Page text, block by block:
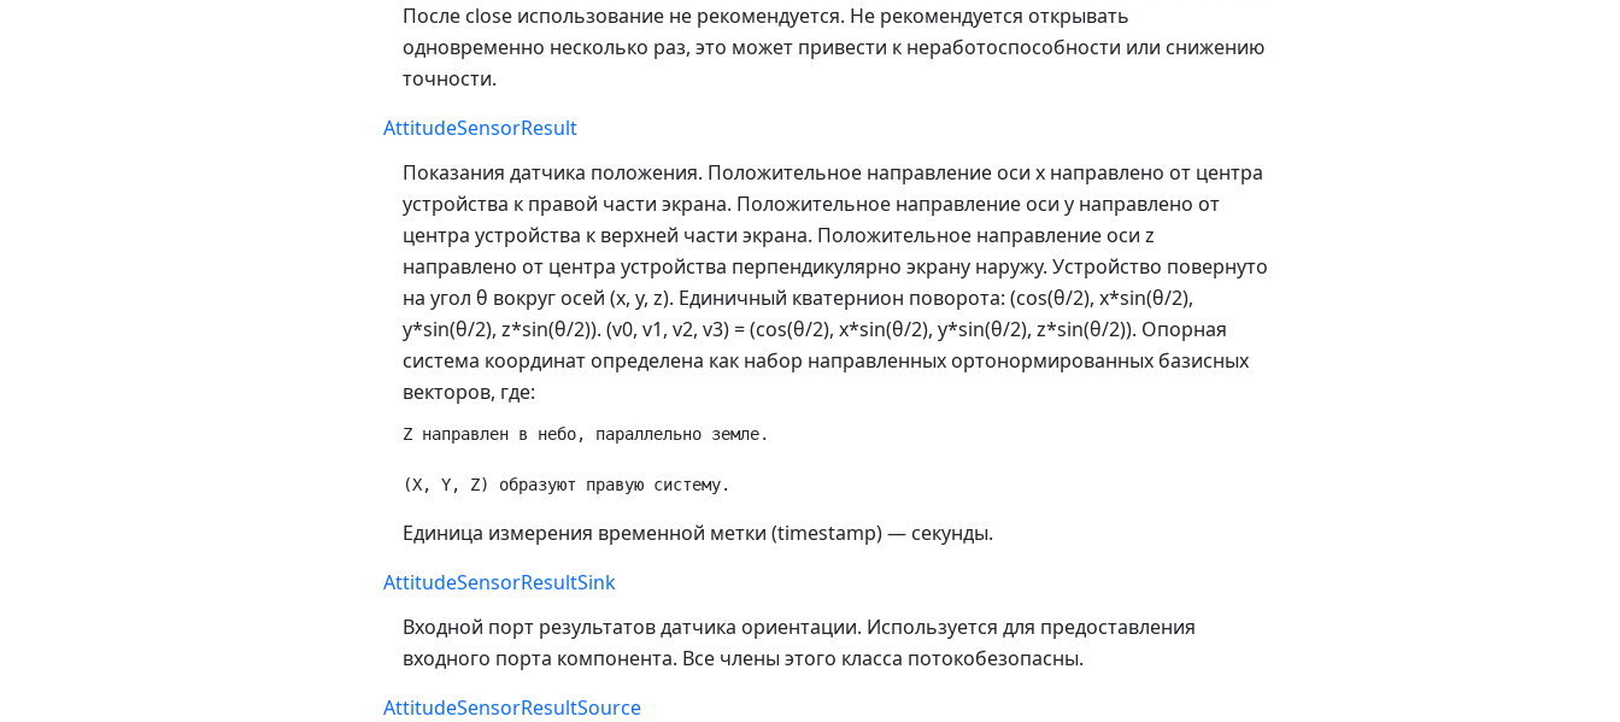
После close использование не рекомендуется. Не рекомендуется открывать
одновременно несколько раз, это может привести к неработоспособности или снижению
точности.
AttitudeSensorResult
Показания датчика положения. Положительное направление оси x направлено от центра
устройства к правой части экрана. Положительное направление оси y направлено от
центра устройства к верхней части экрана. Положительное направление оси z
направлено от центра устройства перпендикулярно экрану наружу. Устройство повернуто
на угол θ вокруг осей (x, y, z). Единичный кватернион поворота: (cos(θ/2), x*sin(θ/2),
y*sin(θ/2), z*sin(θ/2)). (v0, v1, v2, v3) = (cos(θ/2), x*sin(θ/2), y*sin(θ/2), z*sin(θ/2)). Опорная
система координат определена как набор направленных ортонормированных базисных
векторов, где:
Z направлен в небо, параллельно земле.
Единица измерения временной метки (timestamp) — секунды.
AttitudeSensorResultSink
Входной порт результатов датчика ориентации. Используется для предоставления
входного порта компонента. Все члены этого класса потокобезопасны.
AttitudeSensorResultSource